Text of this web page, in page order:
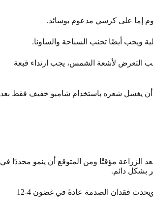
إما على كرسي مدعوم بوسائد.
ويجب أيضًا تجنب السباحة والساونا.
التعرض لأشعة الشمس، يجب ارتداء قبعة
أن يغسل شعره باستخدام شامبو خفيف فقط بعد
الزراعة مؤقتًا ومن المتوقع أن ينمو مجددًا في
بشكل دائم.
السبب الأكثر شيوعًا لتساقط الشعر بعد الزرع هو تساقط الصدمة، والذي يحدث عندما يتعرض الشعر الجديد لصدمة أثناء العملية ويحدث فقدان الصدمة عادةً في غضون 4-12